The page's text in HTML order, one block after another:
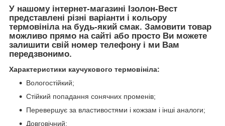
У нашому інтернет-магазині Ізолон-Вест
представлені різні варіанти і кольору
термовініла на будь-який смак. Замовити товар
можливо прямо на сайті або просто Ви можете
залишити свій номер телефону і ми Вам
передзвонимо.
Характеристики каучукового термовініла:
Вологостійкий;
Стійкий попадання сонячних променів;
Перевершує за властивостями і кожзам і інші аналоги;
Довговічний;